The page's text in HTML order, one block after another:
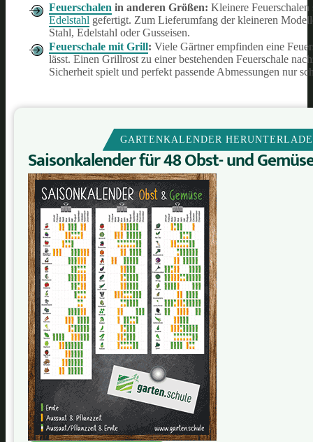
Feuerschalen in anderen Größen: Kleinere
Edelstahl gefertigt. Zum Lieferumfang der kleineren
Stahl, Edelstahl oder Gusseisen.
Feuerschale mit Grill: Viele Gärtner empfinden eine
lässt. Einen Grillrost zu einer bestehenden Feuerschale
Sicherheit spielt und perfekt passende Abmessungen nur
GARTENKALENDER
Saisonkalender für 48 Obst- und